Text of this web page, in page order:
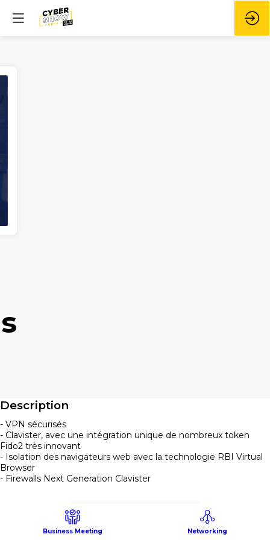
Description
- VPN sécurisés
- Clavister, avec une intégration unique de nombreux token
Fido2 très innovant
- Isolation des navigateurs web avec la technologie RBI Virtual
Browser
- Firewalls Next Generation Clavister
Présenté par
Business Meeting Networking